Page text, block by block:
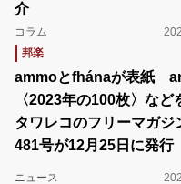
介
コラム
邦楽
ammoとfhánaが表紙
〈2023年の100枚〉など
タワレコのフリーマガ
481号が12月25日に発行
ニュース